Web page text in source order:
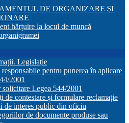
DE ORGANIZARE ȘI
hărțuire la locul de muncă
Legislație
responsabile pentru punerea în aplicare
2001
Legea 544/2001
de contestare și formulare reclamație
de interes public din oficiu
de documente produse sau